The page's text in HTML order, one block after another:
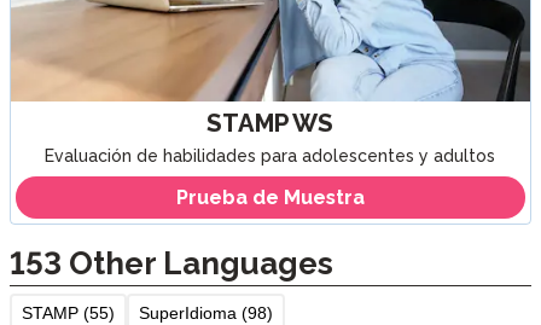
STAMP WS
Evaluación de habilidades para adolescentes y adultos
Prueba de Muestra
153 Other Languages
STAMP (55) SuperIdioma (98)